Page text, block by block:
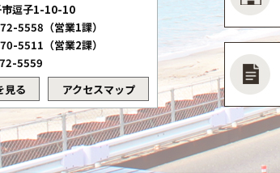
市逗子1-10-10
5558（営業1課）
5511（営業2課）
5559
見る
アクセスマップ